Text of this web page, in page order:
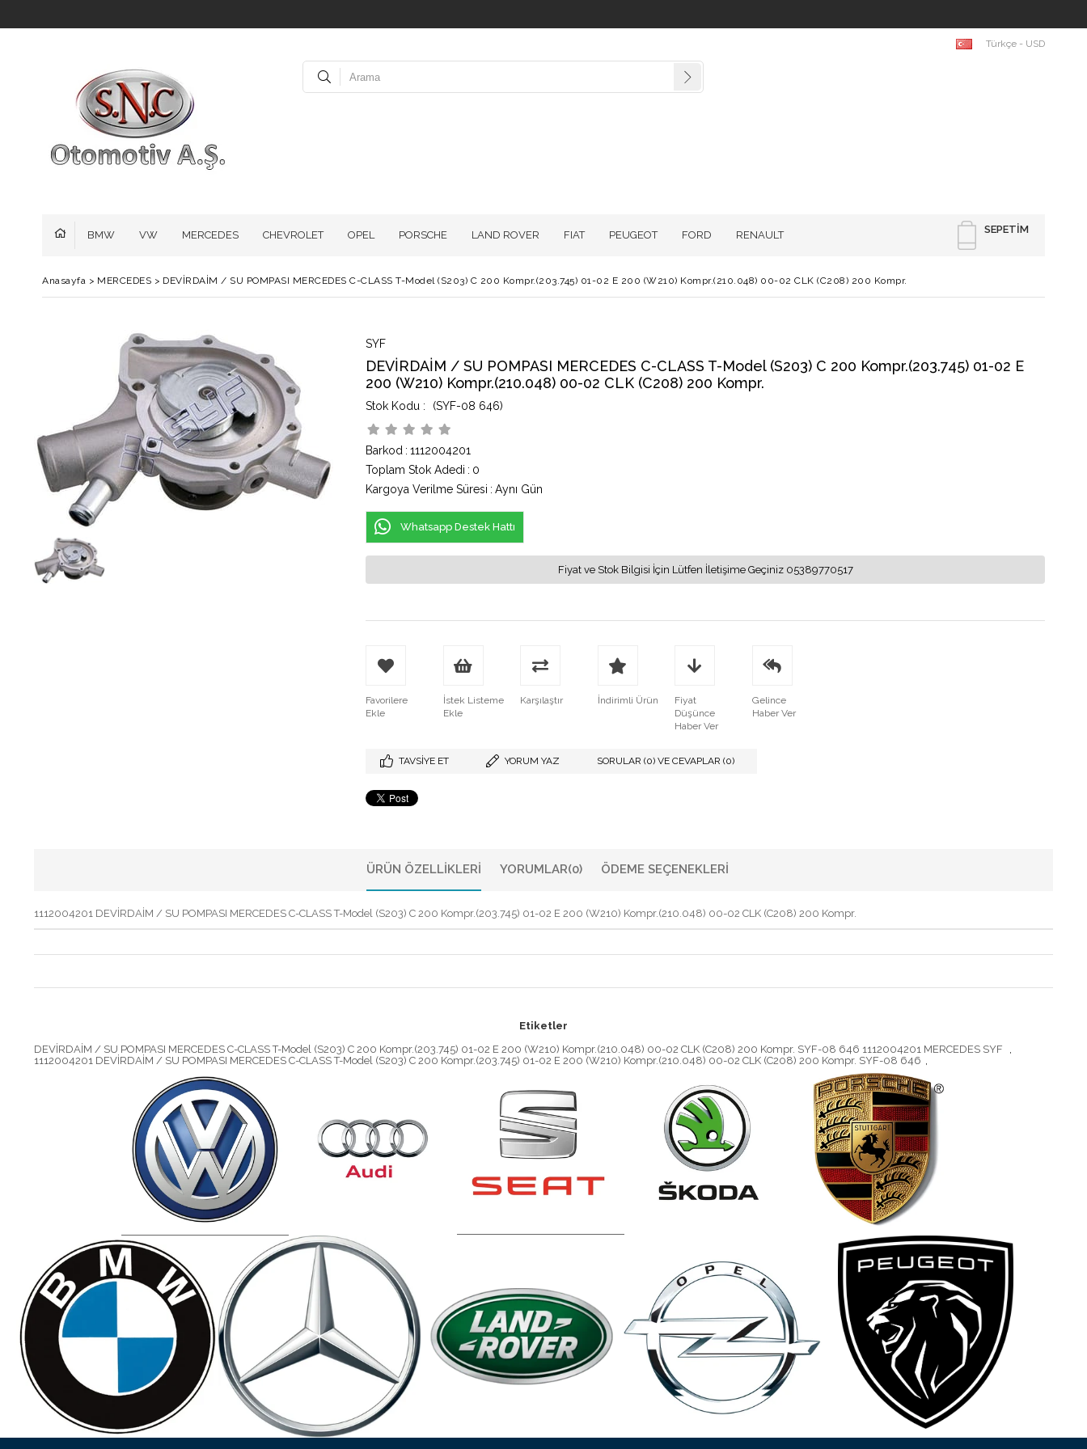
Türkçe - USD
SEPETIM
BMW VW MERCEDES CHEVROLET OPEL PORSCHE LAND ROVER FIAT PEUGEOT FORD RENAULT
Anasayfa > MERCEDES > DEVİRDAİM / SU POMPASI MERCEDES C-CLASS T-Model (S203) C 200 Kompr.(203.745) 01-02 E 200 (W210) Kompr.(210.048) 00-02 CLK (C208) 200 Kompr.
SYF
DEVİRDAİM / SU POMPASI MERCEDES C-CLASS T-Model (S203) C 200 Kompr.(203.745) 01-02 E
200 (W210) Kompr.(210.048) 00-02 CLK (C208) 200 Kompr.
(SYF-08 646)
Barkod : 1112004201
Toplam Stok Adedi : 0
Kargoya Verilme Süresi : Aynı Gün
Whatsapp Destek Hattı
Fiyat ve Stok Bilgisi İçin Lütfen İletişime Geçiniz 05389770517
Favorilere
Ekle
İstek Listeme
Ekle
Karşılaştır İndirimli Ürün
Fiyat
Düşünce
Haber Ver
Gelince
Haber Ver
TAVSIYE ET YORUM YAZ SORULAR (0) VE CEVAPLAR (0)
ÜRÜN ÖZELLIKLERI YORUMLAR(0) ÖDEME SEÇENEKLERI
1112004201 DEVİRDAİM / SU POMPASI MERCEDES C-CLASS T-Model (S203) C 200 Kompr.(203.745) 01-02 E 200 (W210) Kompr.(210.048) 00-02 CLK (C208) 200 Kompr.
Etiketler
DEVİRDAİM / SU POMPASI MERCEDES C-CLASS T-Model (S203) C 200 Kompr.(203.745) 01-02 E 200 (W210) Kompr.(210.048) 00-02 CLK (C208) 200 Kompr. SYF-08 646 1112004201 MERCEDES SYF
,
1112004201 DEVİRDAİM / SU POMPASI MERCEDES C-CLASS T-Model (S203) C 200 Kompr.(203.745) 01-02 E 200 (W210) Kompr.(210.048) 00-02 CLK (C208) 200 Kompr. SYF-08 646 ,